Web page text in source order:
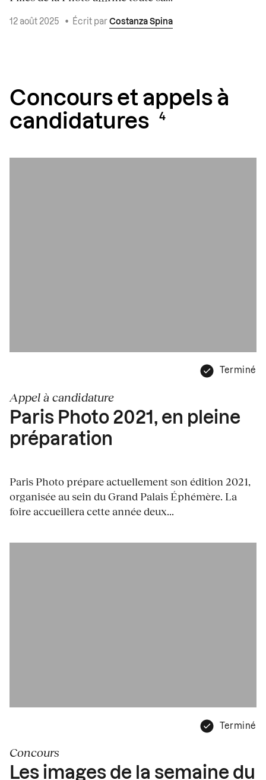
12 août 2025 • Écrit par Costanza Spina
Concours et appels à
candidatures
4
Terminé
Appel à candidature
Paris Photo 2021, en pleine
préparation
Paris Photo prépare actuellement son édition 2021,
organisée au sein du Grand Palais Éphémère. La
foire accueillera cette année deux...
Terminé
Concours
Les images de la semaine du